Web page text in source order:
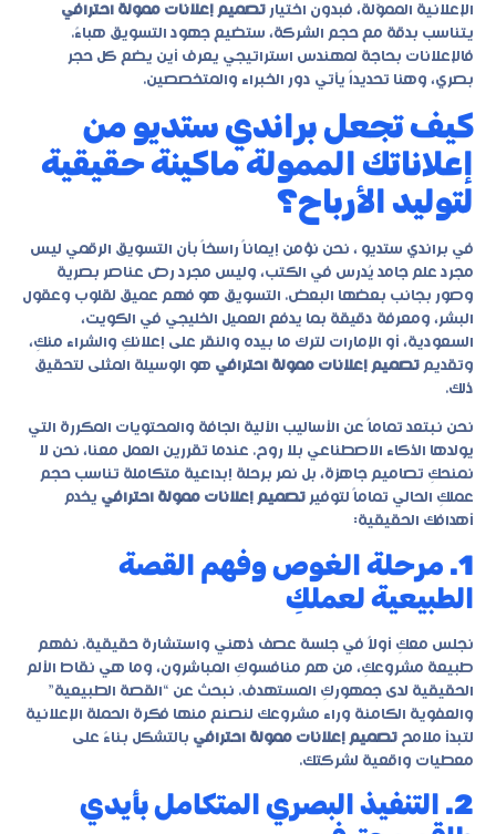
الإعلانية المموّلة، فبدون اختيار تصميم إعلانات ممولة احترافي
يتناسب بدقة مع حجم الشركة، ستضيع جهود التسويق هباءً.
فالإعلانات بحاجة لمهندس استراتيجي يعرف أين يضع كل حجر
بصري، وهنا تحديداً يأتي دور الخبراء والمتخصصين.
كيف تجعل براندي ستديو من
إعلاناتك الممولة ماكينة حقيقية
لتوليد الأرباح؟
في براندي ستديو ، نحن نؤمن إيماناً راسخاً بأن التسويق الرقمي ليس
مجرد علم جامد يُدرس في الكتب، وليس مجرد رصّ عناصر بصرية
وصور بجانب بعضها البعض. التسويق هو فهم عميق لقلوب وعقول
البشر، ومعرفة دقيقة بما يدفع العميل الخليجي في الكويت،
السعودية، أو الإمارات لترك ما بيده والنقر على إعلانكِ والشراء منكِ،
وتقديم تصميم إعلانات ممولة احترافي هو الوسيلة المثلى لتحقيق
ذلك.
نحن نبتعد تماماً عن الأساليب الآلية الجافة والمحتويات المكررة التي
يولدها الذكاء الاصطناعي بلا روح. عندما تقررين العمل معنا، نحن لا
نمنحكِ تصاميم جاهزة، بل نمر برحلة إبداعية متكاملة تناسب حجم
عملكِ الحالي تماماً لتوفير تصميم إعلانات ممولة احترافي يخدم
أهدافك الحقيقية:
1. مرحلة الغوص وفهم القصة
الطبيعية لعملكِ
نجلس معكِ أولاً في جلسة عصف ذهني واستشارة حقيقية. نفهم
طبيعة مشروعكِ، من هم منافسوكِ المباشرون، وما هي نقاط الألم
الحقيقية لدى جمهوركِ المستهدف. نبحث عن “القصة الطبيعية”
والعفوية الكامنة وراء مشروعك لنصنع منها فكرة الحملة الإعلانية
لتبدأ ملامح تصميم إعلانات ممولة احترافي بالتشكل بناءً على
معطيات واقعية لشركتك.
2. التنفيذ البصري المتكامل بأيدي